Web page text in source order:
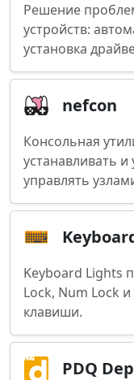
Решение
устройств:
установка
nefcon
Консольная
устанавливать
управлять
Keyboard Lights
Lock, Num Lock
клавиши.
PDQ